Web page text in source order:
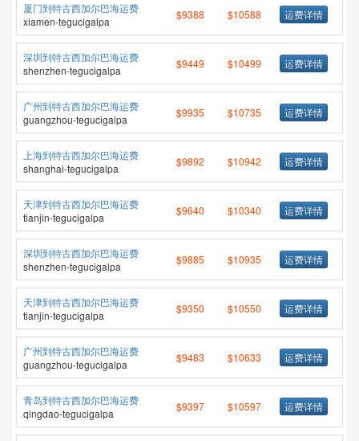
厦门到特古西加尔巴海运费
xiamen-tegucigalpa
$9388 $10588 运费详情
深圳到特古西加尔巴海运费
shenzhen-tegucigalpa
$9449 $10499 运费详情
广州到特古西加尔巴海运费
guangzhou-tegucigalpa
$9935 $10735 运费详情
上海到特古西加尔巴海运费
shanghai-tegucigalpa
$9892 $10942 运费详情
天津到特古西加尔巴海运费
tianjin-tegucigalpa
$9640 $10340 运费详情
深圳到特古西加尔巴海运费
shenzhen-tegucigalpa
$9885 $10935 运费详情
天津到特古西加尔巴海运费
tianjin-tegucigalpa
$9350 $10550 运费详情
广州到特古西加尔巴海运费
guangzhou-tegucigalpa
$9483 $10633 运费详情
青岛到特古西加尔巴海运费
qingdao-tegucigalpa
$9397 $10597 运费详情